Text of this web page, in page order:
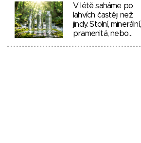
V létě saháme po
lahvích častěji než
jindy. Stolní, minerální,
pramenitá, nebo…